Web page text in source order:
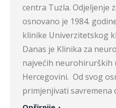
centra Tuzla. Odjeljenje
osnovano je 1984.
klinike Univerzitetskog
Danas je Klinika za
najvećih neurohirurških
Hercegovini. Od svog
primjenjivati savremena